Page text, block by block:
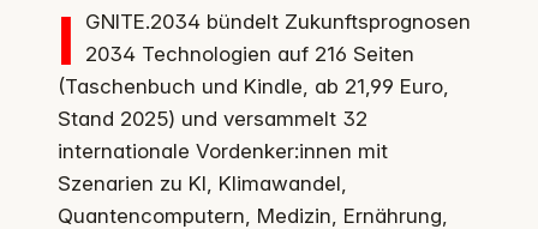
I
GNITE.2034 bündelt Zukunftsprognosen
2034 Technologien auf 216 Seiten
(Taschenbuch und Kindle, ab 21,99 Euro,
Stand 2025) und versammelt 32
internationale Vordenker:innen mit
Szenarien zu KI, Klimawandel,
Quantencomputern, Medizin, Ernährung,